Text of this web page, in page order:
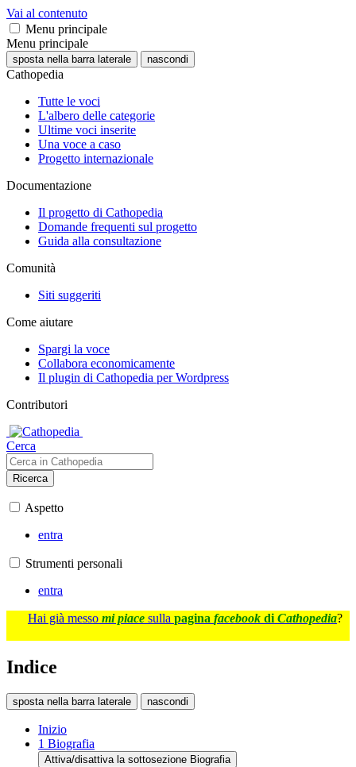
Vai al contenuto
Menu principale
Menu principale
sposta nella barra laterale nascondi
Cathopedia
Tutte le voci
L'albero delle categorie
Ultime voci inserite
Una voce a caso
Progetto internazionale
Documentazione
Il progetto di Cathopedia
Domande frequenti sul progetto
Guida alla consultazione
Comunità
Siti suggeriti
Come aiutare
Spargi la voce
Collabora economicamente
Il plugin di Cathopedia per Wordpress
Contributori
Cerca
Ricerca
Aspetto
entra
Strumenti personali
entra
Hai già messo mi piace sulla pagina facebook di Cathopedia?
Indice
sposta nella barra laterale nascondi
Inizio
1 Biografia
Attiva/disattiva la sottosezione Biografia